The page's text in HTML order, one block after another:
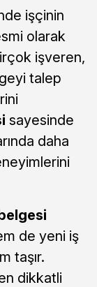
işçinin
olarak
işveren,
talep
sayesinde
daha
de yeni iş
taşır.
dikkatli